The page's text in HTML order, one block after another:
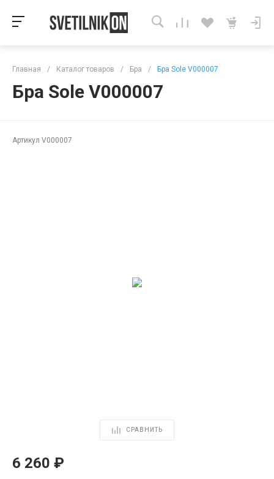
Главная / Каталог товаров / Бра / Бра Sole V000007
Бра Sole V000007
Артикул V000007
СРАВНИТЬ
6 260 ₽